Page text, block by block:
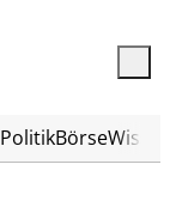
PolitikBörse